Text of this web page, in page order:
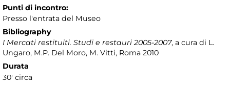
Punti di incontro:
Presso l'entrata del Museo
Bibliography
I Mercati restituiti. Studi e restauri 2005-2007, a cura di L.
Ungaro, M.P. Del Moro, M. Vitti, Roma 2010
Durata
30' circa